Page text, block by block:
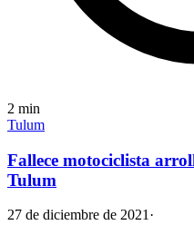
2 min
Tulum
Fallece motociclista
Tulum
27 de diciembre de 2021 ·